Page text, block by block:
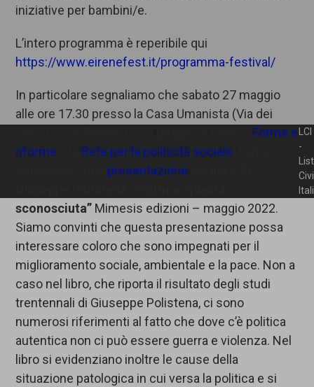
iniziative per bambini/e.
L’intero programma è reperibile qui
https://www.eirenefest.it/programma-festival/
In particolare segnaliamo che sabato 27 maggio
alle ore 17.30 presso la Casa Umanista (Via dei
Forme e
riforme
Rete per la politicità sociale
presentazione
sconosciuta” Mimesis edizioni – maggio 2022.
Siamo convinti che questa presentazione possa
interessare coloro che sono impegnati per il
miglioramento sociale, ambientale e la pace. Non a
caso nel libro, che riporta il risultato degli studi
trentennali di Giuseppe Polistena, ci sono
numerosi riferimenti al fatto che dove c’è politica
autentica non ci può essere guerra e violenza. Nel
libro si evidenziano inoltre le cause della
situazione patologica in cui versa la politica e si
LCI
-